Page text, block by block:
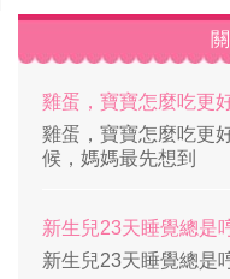
雞蛋，寶寶怎麼吃更
雞蛋，寶寶怎麼吃
候，媽媽最先想到
新生兒23天睡覺總是
新生兒23天睡覺總是